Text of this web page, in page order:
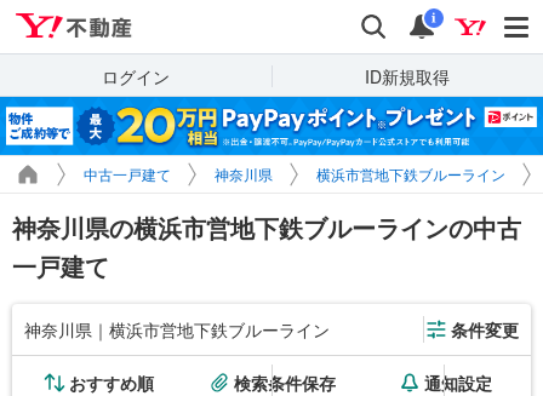
検索 通知
i
ログイン ID新規取得
中古一戸建て 神奈川県 横浜市営地下鉄ブルーライン
神奈川県の横浜市営地下鉄ブルーラインの中古
一戸建て
神奈川県｜横浜市営地下鉄ブルーライン 条件変更
おすすめ順 検索条件保存 通知設定